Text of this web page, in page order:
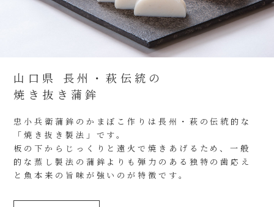
山口県 長州・萩伝統の
焼き抜き蒲鉾
忠小兵衛蒲鉾のかまぼこ作りは長州・萩の伝統的な
「焼き抜き製法」です。
板の下からじっくりと遠火で焼きあげるため、一般
的な蒸し製法の蒲鉾よりも弾力のある独特の歯応え
と魚本来の旨味が強いのが特徴です。